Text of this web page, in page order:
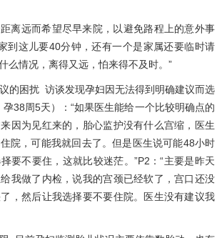
离远而希望尽早来院，以避免路程上的意外事
到这儿要40分钟，还有一个是家属还要临时请
么情况，离得又远，怕来得不及时。”
的困扰 访谈发现孕妇因无法得到明确建议而选
38周5天）：“如果医生能给一个比较明确点的
因为见红来的，胎心监护没有什么宫缩，医生
院，可能我就回去了。但是医生说可能48小时
要不要住，这就比较迷茫。”P2：“主要是昨天
我做了内检，说我的宫颈已经软了，宫口还没
，然后让我选择要不要住院。医生没有建议我